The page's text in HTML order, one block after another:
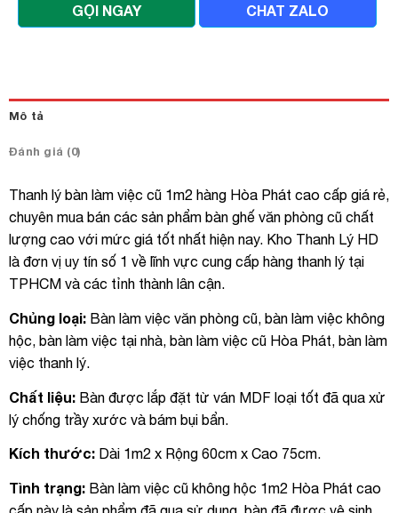
GỌI NGAY CHAT ZALO
Mô tả
Đánh giá (0)
Thanh lý bàn làm việc cũ 1m2 hàng Hòa Phát cao cấp giá rẻ,
chuyên mua bán các sản phẩm bàn ghế văn phòng cũ chất
lượng cao với mức giá tốt nhất hiện nay. Kho Thanh Lý HD
là đơn vị uy tín số 1 về lĩnh vực cung cấp hàng thanh lý tại
TPHCM và các tỉnh thành lân cận.
Chủng loại: Bàn làm việc văn phòng cũ, bàn làm việc không
hộc, bàn làm việc tại nhà, bàn làm việc cũ Hòa Phát, bàn làm
việc thanh lý.
Chất liệu: Bàn được lắp đặt từ ván MDF loại tốt đã qua xử
lý chống trầy xước và bám bụi bẩn.
Kích thước: Dài 1m2 x Rộng 60cm x Cao 75cm.
Tình trạng: Bàn làm việc cũ không hộc 1m2 Hòa Phát cao